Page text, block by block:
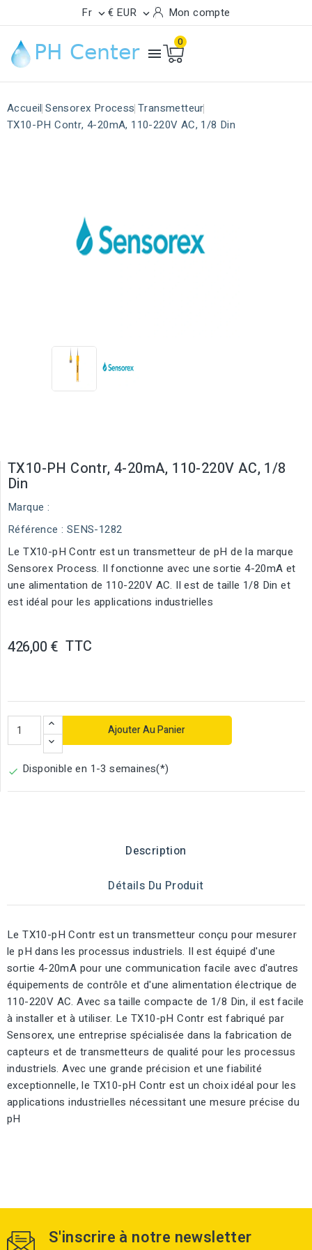
Fr  € EUR  Mon compte

0
Accueil Sensorex Process Transmetteur
TX10-PH Contr, 4-20mA, 110-220V AC, 1/8 Din
TX10-PH Contr, 4-20mA, 110-220V AC, 1/8
Din
Marque :
Référence : SENS-1282
Le TX10-pH Contr est un transmetteur de pH de la marque
Sensorex Process. Il fonctionne avec une sortie 4-20mA et
une alimentation de 110-220V AC. Il est de taille 1/8 Din et
est idéal pour les applications industrielles
426,00 € TTC
Ajouter Au Panier
 Disponible en 1-3 semaines(*)
Description
Détails Du Produit
Le TX10-pH Contr est un transmetteur conçu pour mesurer
le pH dans les processus industriels. Il est équipé d'une
sortie 4-20mA pour une communication facile avec d'autres
équipements de contrôle et d'une alimentation électrique de
110-220V AC. Avec sa taille compacte de 1/8 Din, il est facile
à installer et à utiliser. Le TX10-pH Contr est fabriqué par
Sensorex, une entreprise spécialisée dans la fabrication de
capteurs et de transmetteurs de qualité pour les processus
industriels. Avec une grande précision et une fiabilité
exceptionnelle, le TX10-pH Contr est un choix idéal pour les
applications industrielles nécessitant une mesure précise du
pH
S'inscrire à notre newsletter